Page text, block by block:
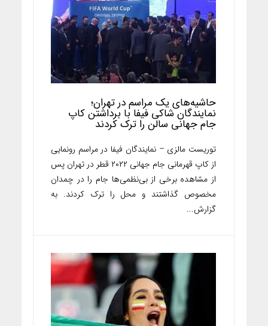
حاشیه‌های یک مراسم در تهران؛
نمایندگان شاکی فیفا با برداشتن کاپ
جام جهانی سالن را ترک کردند
توریست مالزی – نمایندگان فیفا در مراسم رونمایی
از کاپ قهرمانی جام جهانی ۲۰۲۲ قطر در تهران پس
از مشاهده برخی از بی‌نظمی‌ها جام را در چمدان
مخصوص گذاشتند و محل را ترک کردند. به
گزارش...